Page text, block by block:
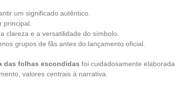
um significado autêntico.
principal.
clareza e a versatilidade do símbolo.
grupos de fãs antes do lançamento oficial.
das folhas escondidas foi cuidadosamente elaborada
valores centrais à narrativa.